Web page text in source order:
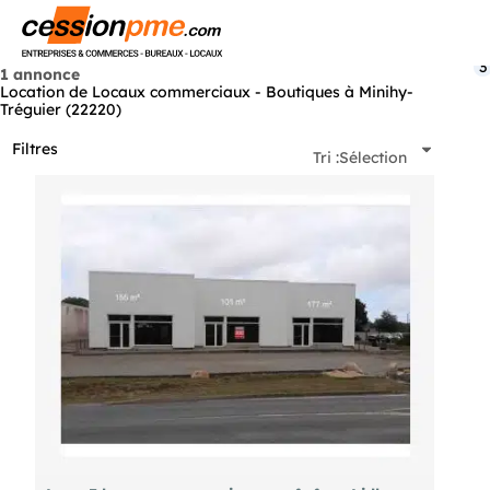
1 annonce
Location de Locaux commerciaux - Boutiques à Minihy-
Tréguier (22220)
Filtres
3
Tri :Sélection